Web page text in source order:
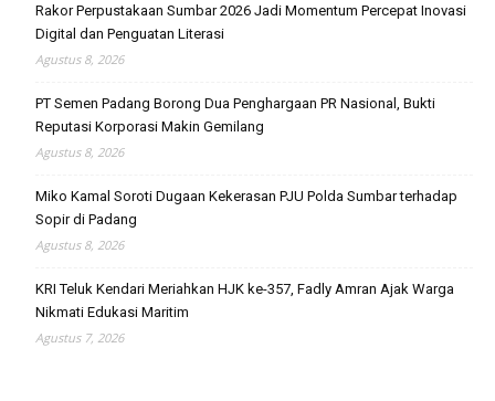
Rakor Perpustakaan Sumbar 2026 Jadi Momentum Percepat Inovasi
Digital dan Penguatan Literasi
Agustus 8, 2026
PT Semen Padang Borong Dua Penghargaan PR Nasional, Bukti
Reputasi Korporasi Makin Gemilang
Agustus 8, 2026
Miko Kamal Soroti Dugaan Kekerasan PJU Polda Sumbar terhadap
Sopir di Padang
Agustus 8, 2026
KRI Teluk Kendari Meriahkan HJK ke-357, Fadly Amran Ajak Warga
Nikmati Edukasi Maritim
Agustus 7, 2026